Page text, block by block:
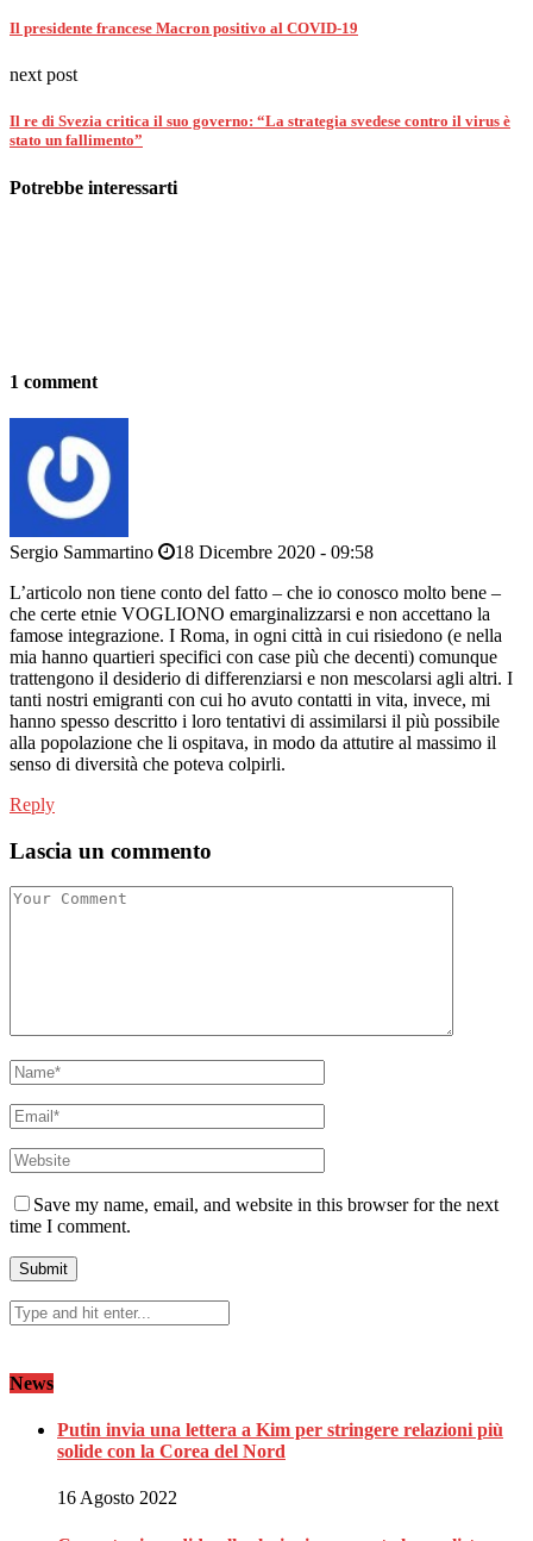
Il presidente francese Macron positivo al COVID-19
next post
Il re di Svezia critica il suo governo: “La strategia svedese contro il virus è
stato un fallimento”
Potrebbe interessarti
1 comment
Sergio Sammartino
18 Dicembre 2020 - 09:58
L’articolo non tiene conto del fatto – che io conosco molto bene –
che certe etnie VOGLIONO emarginalizzarsi e non accettano la
famose integrazione. I Roma, in ogni città in cui risiedono (e nella
mia hanno quartieri specifici con case più che decenti) comunque
trattengono il desiderio di differenziarsi e non mescolarsi agli altri. I
tanti nostri emigranti con cui ho avuto contatti in vita, invece, mi
hanno spesso descritto i loro tentativi di assimilarsi il più possibile
alla popolazione che li ospitava, in modo da attutire al massimo il
senso di diversità che poteva colpirli.
Reply
Lascia un commento
Save my name, email, and website in this browser for the next
time I comment.
News
Putin invia una lettera a Kim per stringere relazioni più
solide con la Corea del Nord
16 Agosto 2022